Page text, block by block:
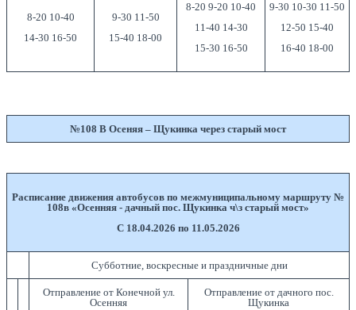
8-20 10-40
14-30 16-50
9-30 11-50
15-40 18-00
8-20 9-20 10-40
11-40 14-30
15-30 16-50
9-30 10-30 11-50
12-50 15-40
16-40 18-00
№108 В Осеняя – Щукинка через старый мост
Расписание движения автобусов по межмуниципальному маршруту №
108в «Осенняя - дачный пос. Щукинка ч\з старый мост»
С 18.04.2026 по 11.05.2026
Субботние, воскресные и праздничные дни
Отправление от Конечной ул.
Осенняя
Отправление от дачного пос.
Щукинка